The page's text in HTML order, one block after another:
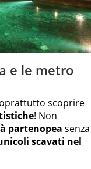
e le metro
scoprire
! Non
partenopea senza
scavati nel